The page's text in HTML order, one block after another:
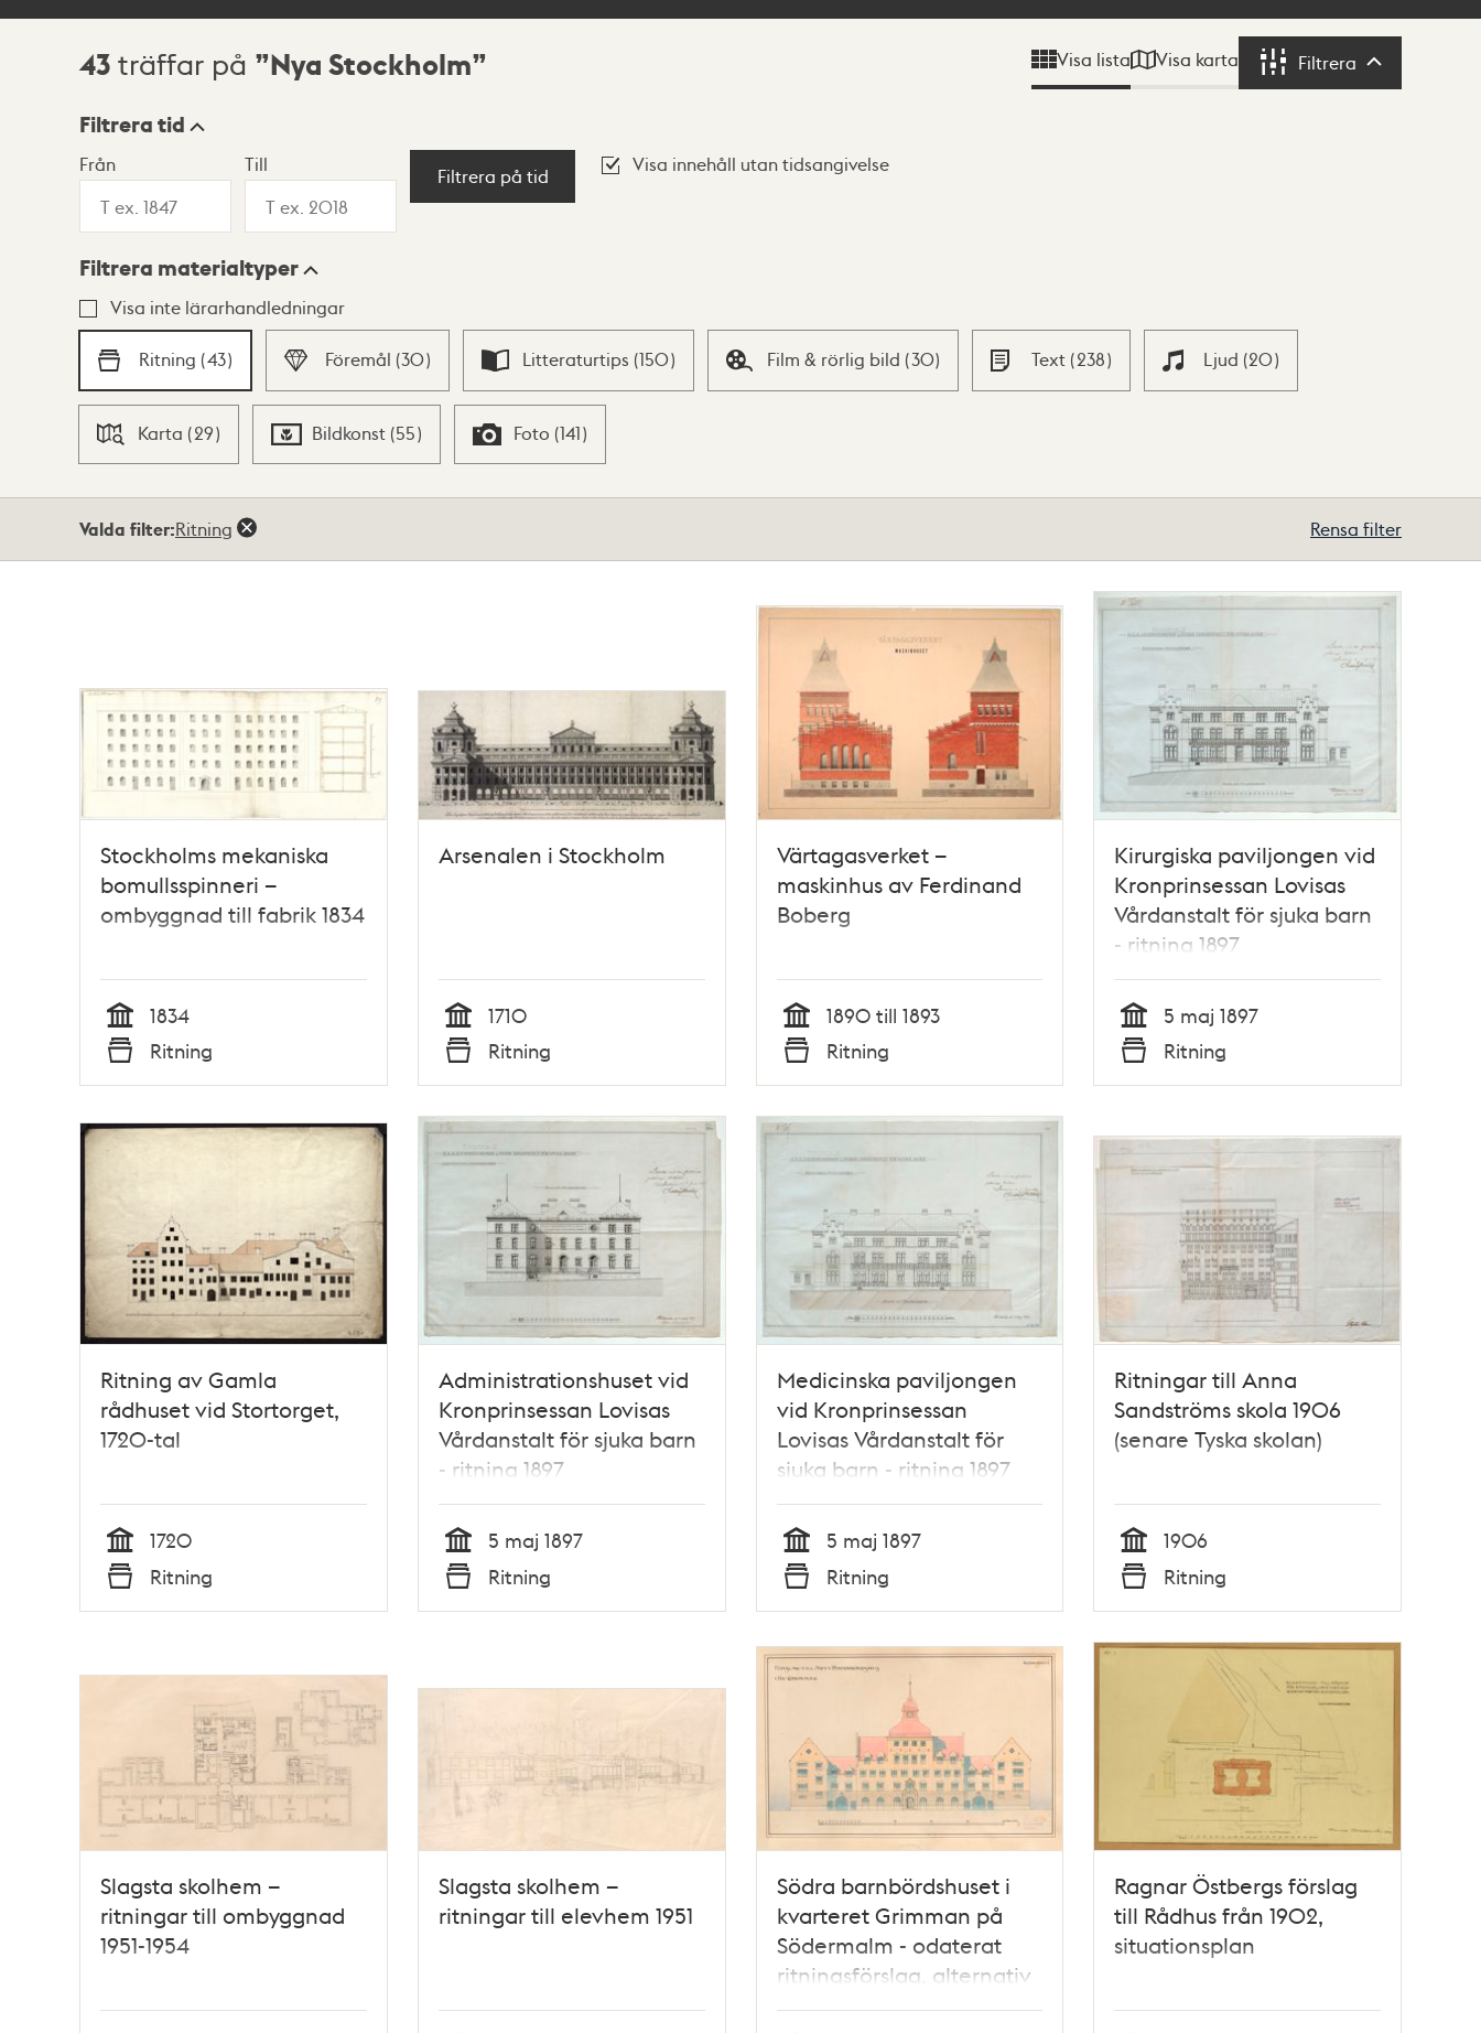
Sökresultat
43 träffar på Nya Stockholm Visa lista Visa karta Filtrera Filtrera
Visningsläge
Lista Karta
Filtrera tid
Från Till
Filtrera på tid
Visa innehåll utan tidsangivelse
Filtrera materialtyper
Visa inte lärarhandledningar
Ritning (43) Föremål (30) Litteraturtips (150) Film & rörlig bild (30) Text (238) Ljud (20)
Karta (29) Bildkonst (55) Foto (141)
Valda filter:Ritning Rensa filter
Stockholms mekaniska
bomullsspinneri –
ombyggnad till fabrik 1834
Tid
1834
Typ
Ritning
Arsenalen i Stockholm
Tid
1710
Typ
Ritning
Värtagasverket –
maskinhus av Ferdinand
Boberg
Tid
1890 till 1893
Typ
Ritning
Kirurgiska paviljongen vid
Kronprinsessan Lovisas
Vårdanstalt för sjuka barn
- ritning 1897
Tid
5 maj 1897
Typ
Ritning
Ritning av Gamla
rådhuset vid Stortorget,
1720-tal
Tid
1720
Typ
Ritning
Administrationshuset vid
Kronprinsessan Lovisas
Vårdanstalt för sjuka barn
- ritning 1897
Tid
5 maj 1897
Typ
Ritning
Medicinska paviljongen
vid Kronprinsessan
Lovisas Vårdanstalt för
sjuka barn - ritning 1897
Tid
5 maj 1897
Typ
Ritning
Ritningar till Anna
Sandströms skola 1906
(senare Tyska skolan)
Tid
1906
Typ
Ritning
Slagsta skolhem –
ritningar till ombyggnad
1951-1954
Slagsta skolhem –
ritningar till elevhem 1951
Södra barnbördshuset i
kvarteret Grimman på
Södermalm - odaterat
ritningsförslag, alternativ
1
Ragnar Östbergs förslag
till Rådhus från 1902,
situationsplan